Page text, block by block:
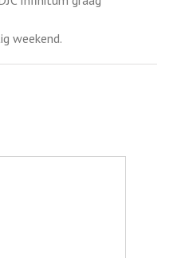
weekend.